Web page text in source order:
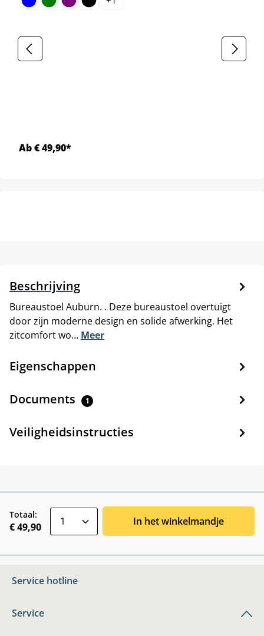
Ab € 49,90*
Beschrijving
Bureaustoel Auburn. . Deze bureaustoel overtuigt
door zijn moderne design en solide afwerking. Het
zitcomfort wo… Meer
Eigenschappen
Documents 1
Veiligheidsinstructies
Totaal:
€ 49,90 In het winkelmandje
Service hotline
Service